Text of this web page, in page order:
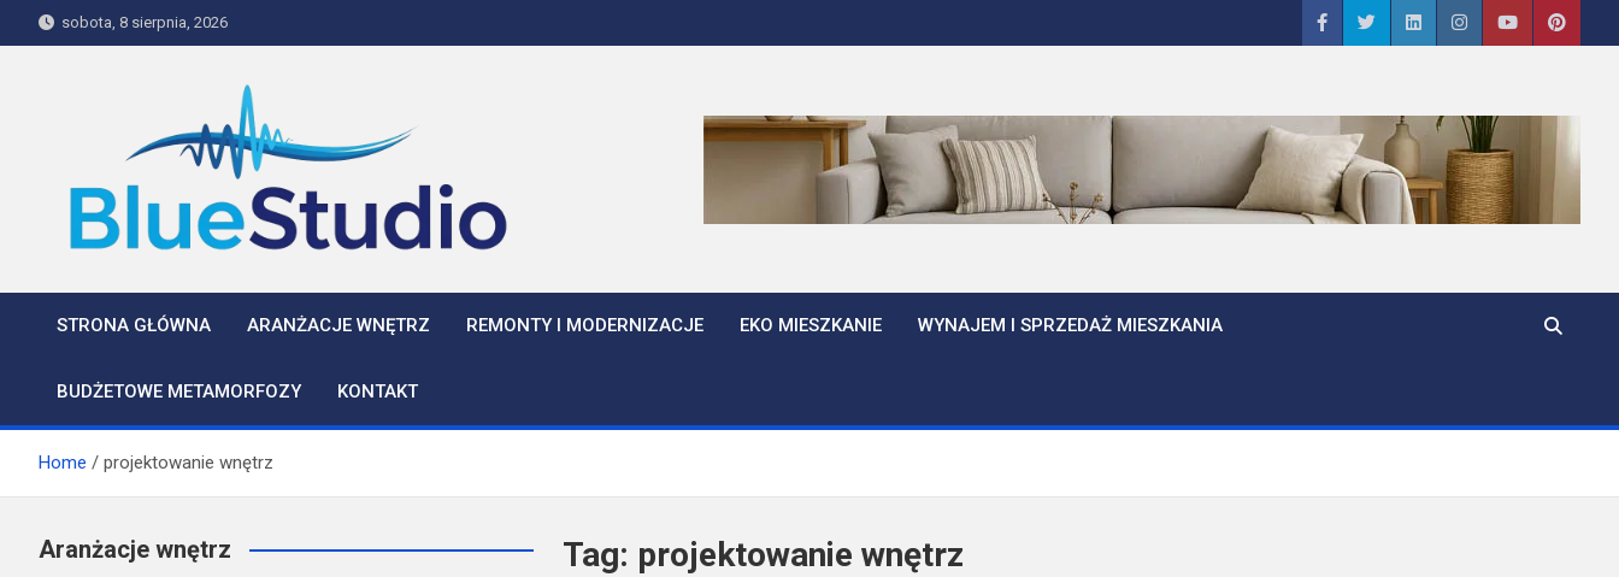
to
sobota, 8 sierpnia, 2026
BlueStudio
STRONA GŁÓWNA ARANŻACJE WNĘTRZ REMONTY I MODERNIZACJE EKO MIESZKANIE WYNAJEM I SPRZEDAŻ MIESZKANIA
BUDŻETOWE METAMORFOZY KONTAKT
Home projektowanie wnętrz
Tag: projektowanie wnętrz
Aranżacje wnętrz